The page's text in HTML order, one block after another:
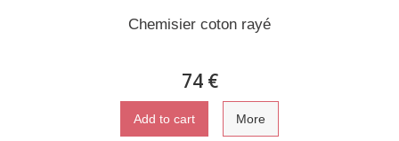
Chemisier coton rayé
74 €
Add to cart More